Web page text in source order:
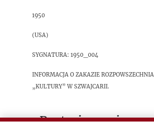
1950
(USA)
sygnatura: 1950_004
Informacja o zakazie
„Kultury” w Szwajcarii.
Postacie powiązane